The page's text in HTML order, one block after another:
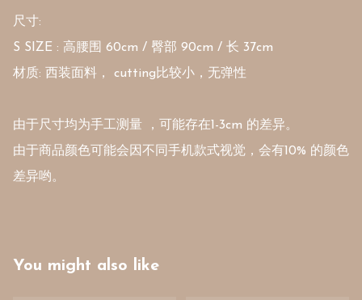
尺寸:
S SIZE : 高腰围 60cm / 臀部 90cm / 长 37cm
材质: 西装面料， cutting比较小，无弹性
由于尺寸均为手工测量 ，可能存在1-3cm 的差异。
由于商品颜色可能会因不同手机款式视觉，会有10% 的颜色
差异哟。
You might also like